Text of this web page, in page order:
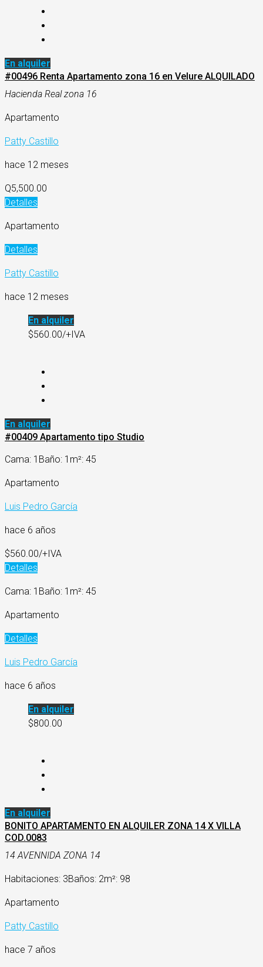
En alquiler
#00496 Renta Apartamento zona 16 en Velure ALQUILADO
Hacienda Real zona 16
Apartamento
Patty Castillo
hace 12 meses
Q5,500.00
Detalles
Apartamento
Detalles
Patty Castillo
hace 12 meses
En alquiler
$560.00/+IVA
En alquiler
#00409 Apartamento tipo Studio
Cama: 1 Baño: 1 m²: 45
Apartamento
Luis Pedro García
hace 6 años
$560.00/+IVA
Detalles
Cama: 1 Baño: 1 m²: 45
Apartamento
Detalles
Luis Pedro García
hace 6 años
En alquiler
$800.00
En alquiler
BONITO APARTAMENTO EN ALQUILER ZONA 14 X VILLA
COD.0083
14 AVENNIDA ZONA 14
Habitaciones: 3Baños: 2m²: 98
Apartamento
Patty Castillo
hace 7 años